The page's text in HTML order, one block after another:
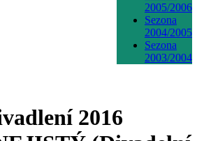
2005/2006
Sezona
2004/2005
Sezona
2003/2004
2016